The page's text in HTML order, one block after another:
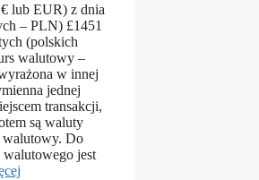
lub EUR) z dnia
– PLN) £1451
(polskich
walutowy –
w innej
jednej
transakcji,
są waluty
walutowy. Do
jest